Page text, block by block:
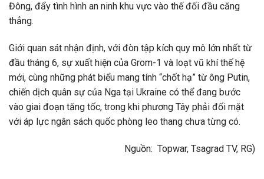
Đông, đẩy tình hình an ninh khu vực vào thế đối đầu căng
thẳng.
Giới quan sát nhận định, với đòn tập kích quy mô lớn nhất từ
đầu tháng 6, sự xuất hiện của Grom-1 và loạt vũ khí thế hệ
mới, cùng những phát biểu mang tính “chốt hạ” từ ông Putin,
chiến dịch quân sự của Nga tại Ukraine có thể đang bước
vào giai đoạn tăng tốc, trong khi phương Tây phải đối mặt
với áp lực ngân sách quốc phòng leo thang chưa từng có.
Nguồn: Topwar, Tsagrad TV, RG)